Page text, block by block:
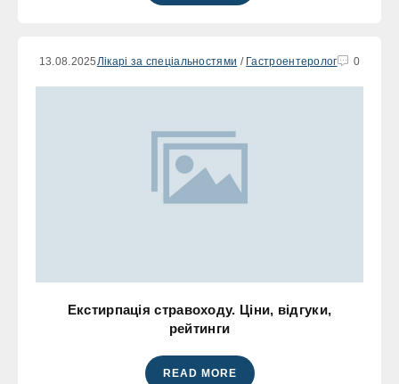
13.08.2025 Лікарі за спеціальностями / Гастроентеролог 0
Екстирпація стравоходу. Ціни, відгуки,
рейтинги
READ MORE